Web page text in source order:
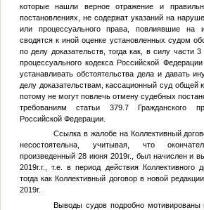
которые нашли верное отражение и
постановлениях, не содержат указаний на
или процессуального права, повлиявшие на
сводятся к иной оценке установленных судом
по делу доказательств, тогда как, в силу части
процессуального кодекса Российской
устанавливать обстоятельства дела и давать
делу доказательствам, кассационный суд общей
потому не могут повлечь отмену судебных
требованиям статьи 379.7 Гражданского
Российской Федерации.
Ссылка в жалобе на Коллективный
несостоятельна, учитывая, что
произведенный 28 июня 2019г., был начислен и
2019г.г., т.е. в период действия Коллективного
тогда как Коллективный договор в новой
2019г.
Выводы судов подробно